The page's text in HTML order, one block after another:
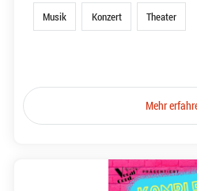
Musik Konzert Theater
Mehr